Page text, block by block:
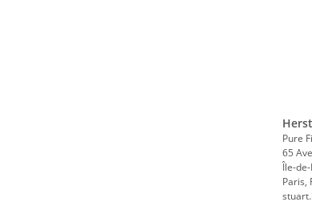
Pure
65
Île-
Paris,